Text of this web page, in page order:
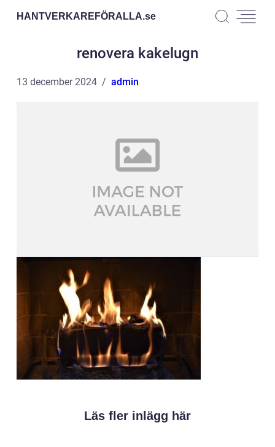
HANTVERKAREFÖRALLA.se
renovera kakelugn
13 december 2024 admin
Läs fler inlägg här